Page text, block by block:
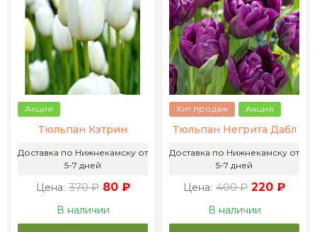
Акция
Тюльпан Кэтрин
Доставка по Нижнекамску от
5-7 дней
Цена: 370 ₽ 80 ₽
В наличии
Хит продаж Акция
Тюльпан Негрита Дабл
Доставка по Нижнекамску от
5-7 дней
Цена: 400 ₽ 220 ₽
В наличии